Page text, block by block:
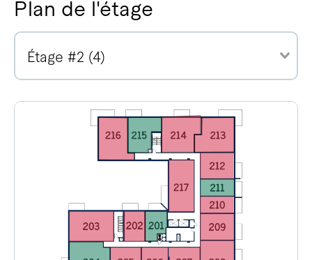
Plan de l'étage
Étage #2 (4)